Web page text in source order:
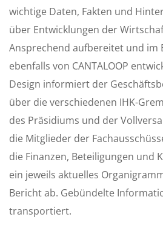
wichtige Daten, Fakten und
über Entwicklungen der
Ansprechend aufbereitet und im
ebenfalls von CANTALOOP
Design informiert der
über die verschiedenen IHK-
des Präsidiums und der
die Mitglieder der
die Finanzen, Beteiligungen und
ein jeweils aktuelles
Bericht ab. Gebündelte
transportiert.